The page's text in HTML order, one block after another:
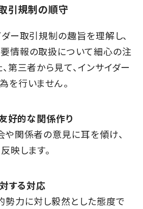
引規制の順守
ー取引規制の趣旨を理解し、
情報の取扱について細心の注
第三者から見て、インサイダー
を行いません。
好的な関係作り
や関係者の意見に耳を傾け、
映します。
する対応
勢力に対し毅然とした態度で